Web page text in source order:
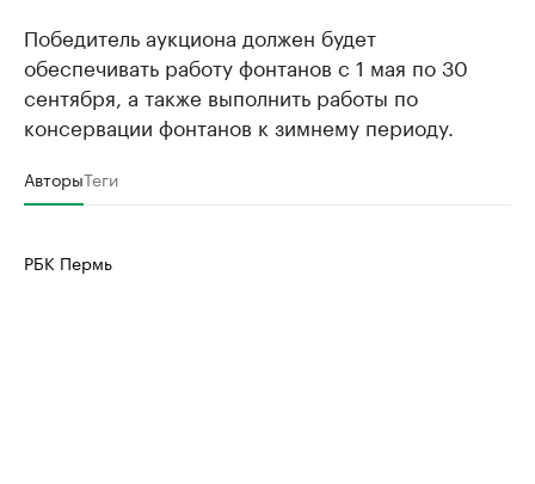
Победитель аукциона должен будет
обеспечивать работу фонтанов с 1 мая по 30
сентября, а также выполнить работы по
консервации фонтанов к зимнему периоду.
АвторыТеги
РБК Пермь